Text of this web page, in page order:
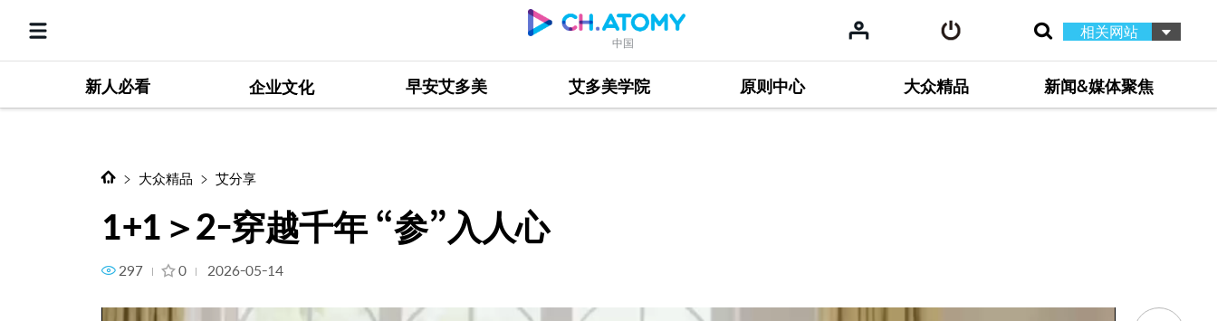
中国 相关网站
新人必看 企业文化 早安艾多美 艾多美学院 原则中心 大众精品 新闻&媒体聚焦
1+1＞2-穿越千年 “参”入人心
大众精品 艾分享
1+1＞2-穿越千年 “参”入人心
297 0 2026-05-14